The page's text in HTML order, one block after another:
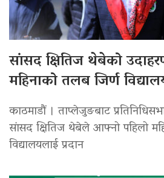
सांसद क्षितिज थेबेको
महिनाको तलब जिर्ण
काठमाडौं । ताप्लेजुङबाट
सांसद क्षितिज थेबेले आफ्नो पहिलो
विद्यालयलाई प्रदान